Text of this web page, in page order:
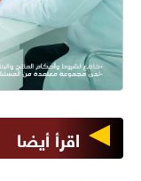
اقرأ أيضا